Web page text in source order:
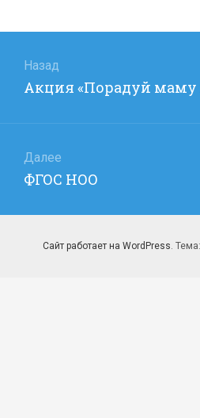
по
записям
Назад
Предыдущая
Акция «Порадуй маму
Далее
Следующая
ФГОС НОО
Сайт работает на WordPress.